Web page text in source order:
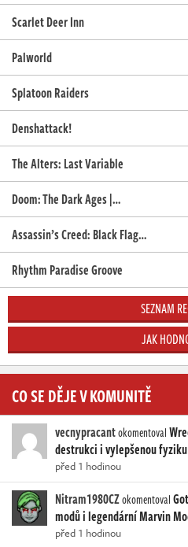
Scarlet Deer Inn
Palworld
Splatoon Raiders
Denshattack!
The Alters: Last Variable
Doom: The Dark Ages |…
Assassin’s Creed: Black Flag…
Rhythm Paradise Groove
SEZNAM
JAK
CO SE DĚJE V KOMUNITĚ
vecnypracantokomentoval
destrukci i vylepšenou fyziku
před 1 hodinou
Nitram1980CZokomentoval
modů i legendární Marvin
před 1 hodinou